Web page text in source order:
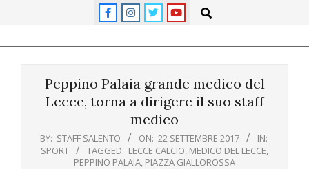
Search
Peppino Palaia grande medico del
Lecce, torna a dirigere il suo staff
medico
BY: STAFF SALENTO ON: 22 SETTEMBRE 2017
IN:
SPORT
TAGGED: LECCE CALCIO, MEDICO DEL LECCE,
PEPPINO PALAIA, PIAZZA GIALLOROSSA